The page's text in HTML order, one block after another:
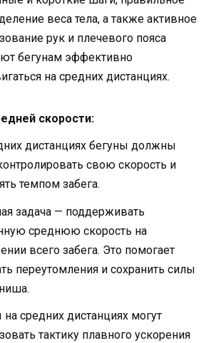
веса тела, а также активное
рук и плечевого пояса
бегунам эффективно
на средних дистанциях.
скорости:
дистанциях бегуны должны
свою скорость и
темпом забега.
задача — поддерживать
среднюю скорость на
всего забега. Это помогает
переутомления и сохранить силы
средних дистанциях могут
тактику плавного ускорения